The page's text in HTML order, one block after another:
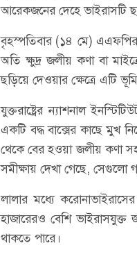
আরেকজনের দেহে ভাইরাসটি
বৃহস্পতিবার (১৪ মে)
অতি ক্ষুদ্র জলীয় কণা বা
ছড়িয়ে দেওয়ার ক্ষেত্রে এটি
যুক্তরাষ্ট্রের ন্যাশনাল
একটি বদ্ধ বাক্সের কাছে মুখ
থেকে বের হওয়া জলীয় কণা
সমীক্ষায় দেখা গেছে, সেগুলো
লালার মধ্যে
হাজারেরও বেশি
থাকতে পারে।